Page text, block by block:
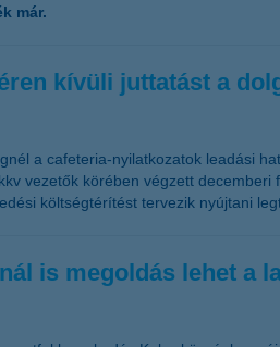
már.
kívüli juttatást a
a cafeteria-nyilatkozatok leadási
vezetők körében végzett
költségtérítést tervezik nyújtani
is megoldás lehet a